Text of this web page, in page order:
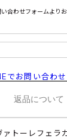
合わせフォームより
でお問い合わせ
返品について
トーレフェラ